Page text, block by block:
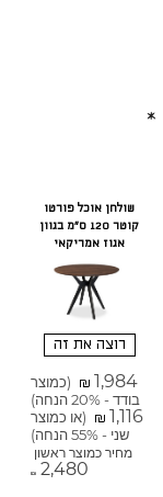
שולחן אוכל פורטו
קוטר 120 ס"מ בגוון
אגוז אמריקאי
רוצה את זה
₪ 1,984
(כמוצר
בודד - 20% הנחה)
₪ 1,116
(או כמוצר
שני - 55% הנחה)
מחיר כמוצר ראשון
₪ 2,480